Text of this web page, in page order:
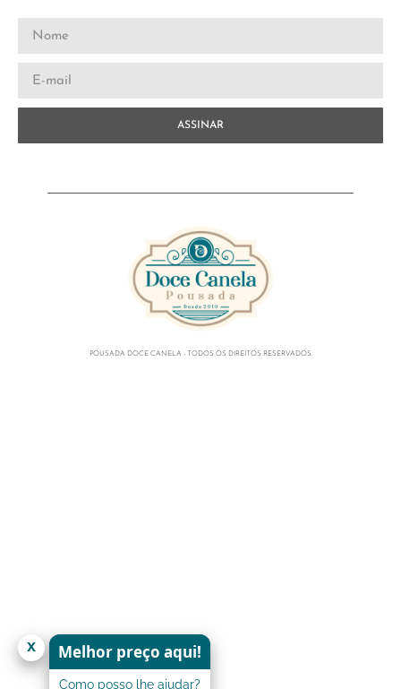
ASSINAR
POUSADA DOCE CANELA - TODOS OS DIREITOS RESERVADOS.
Melhor preço aqui!
Como posso lhe ajudar?
x